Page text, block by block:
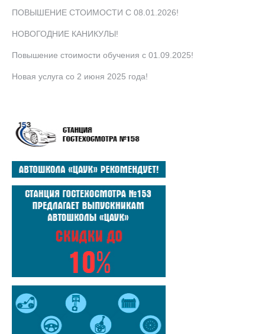
ПОВЫШЕНИЕ СТОИМОСТИ С 08.01.2026!
НОВОГОДНИЕ КАНИКУЛЫ!
Повышение стоимости обучения с 01.09.2025!
Новая услуга со 2 июня 2025 года!